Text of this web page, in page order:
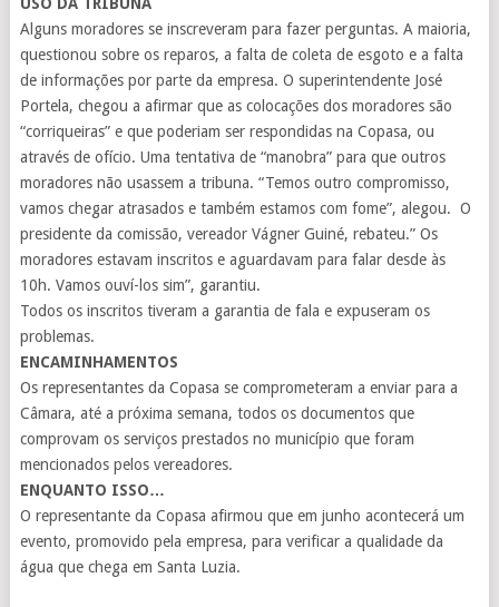
Alguns moradores se inscreveram para fazer perguntas. A maioria,
questionou sobre os reparos, a falta de coleta de esgoto e a falta
de informações por parte da empresa. O superintendente José
Portela, chegou a afirmar que as colocações dos moradores são
“corriqueiras” e que poderiam ser respondidas na Copasa, ou
através de ofício. Uma tentativa de “manobra” para que outros
moradores não usassem a tribuna. “Temos outro compromisso,
vamos chegar atrasados e também estamos com fome”, alegou. O
presidente da comissão, vereador Vágner Guiné, rebateu.” Os
moradores estavam inscritos e aguardavam para falar desde às
10h. Vamos ouví-los sim”, garantiu.
Todos os inscritos tiveram a garantia de fala e expuseram os
problemas.
ENCAMINHAMENTOS
Os representantes da Copasa se comprometeram a enviar para a
Câmara, até a próxima semana, todos os documentos que
comprovam os serviços prestados no município que foram
mencionados pelos vereadores.
ENQUANTO ISSO…
O representante da Copasa afirmou que em junho acontecerá um
evento, promovido pela empresa, para verificar a qualidade da
água que chega em Santa Luzia.